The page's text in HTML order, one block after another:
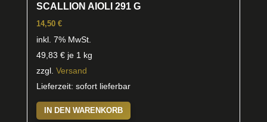
SCALLION AIOLI 291 G
14,50 €
inkl. 7% MwSt.
49,83 €je 1 kg
zzgl. Versand
Lieferzeit: sofort lieferbar
IN DEN WARENKORB